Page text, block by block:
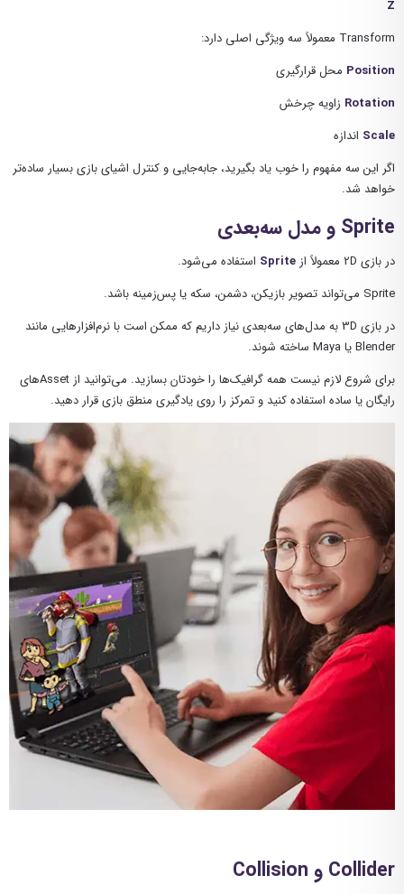
Z
Transform معمولاً سه ویژگی اصلی دارد:
Position محل قرارگیری
Rotation زاویه چرخش
Scale اندازه
اگر این سه مفهوم را خوب یاد بگیرید، جابه‌جایی و کنترل اشیای بازی بسیار ساده‌تر
خواهد شد.
Sprite و مدل سه‌بعدی
در بازی 2D معمولاً از Sprite استفاده می‌شود.
Sprite می‌تواند تصویر بازیکن، دشمن، سکه یا پس‌زمینه باشد.
در بازی 3D به مدل‌های سه‌بعدی نیاز داریم که ممکن است با نرم‌افزارهایی مانند
Blender یا Maya ساخته شوند.
برای شروع لازم نیست همه گرافیک‌ها را خودتان بسازید. می‌توانید از Assetهای
رایگان یا ساده استفاده کنید و تمرکز را روی یادگیری منطق بازی قرار دهید.
Collider و Collision